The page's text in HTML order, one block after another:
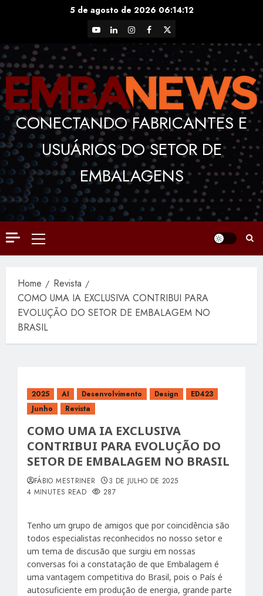
5 de agosto de 2026 06:14:12
YouTubeLinkedInInstagram
Facebook
X
CONECTANDO FABRICANTES E
USUÁRIOS DO SETOR DE
EMBALAGENS
Primary
Menu
Home
Revista
COMO UMA IA EXCLUSIVA CONTRIBUI PARA
EVOLUÇÃO DO SETOR DE EMBALAGEM NO
BRASIL
2025 AI Desenvolvimento Design
ED423
Junho
Revista
COMO UMA IA EXCLUSIVA
CONTRIBUI PARA EVOLUÇÃO DO
SETOR DE EMBALAGEM NO BRASIL
FÁBIO MESTRINER
3 DE JULHO DE 2025
4 MINUTES READ
287
Tenho um grupo de amigos que por coincidência são
todos especialistas reconhecidos no nosso setor e
um tema de discusão que surgiu em nossas
conversas foi a constatação de que Embalagem é
uma vantagem competitiva do Brasil, pois o País é
autosuficiente em produção de energia, grande parte